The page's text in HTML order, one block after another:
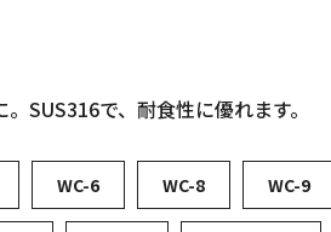
SUS316で、耐食性に優れます。
WC-6 WC-8 WC-9